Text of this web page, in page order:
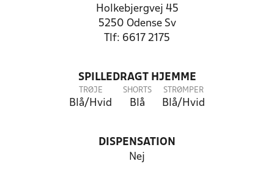
Holkebjergvej 45
5250 Odense Sv
Tlf: 6617 2175
SPILLEDRAGT HJEMME
TRØJE
Blå/Hvid
SHORTS
Blå
STRØMPER
Blå/Hvid
DISPENSATION
Nej